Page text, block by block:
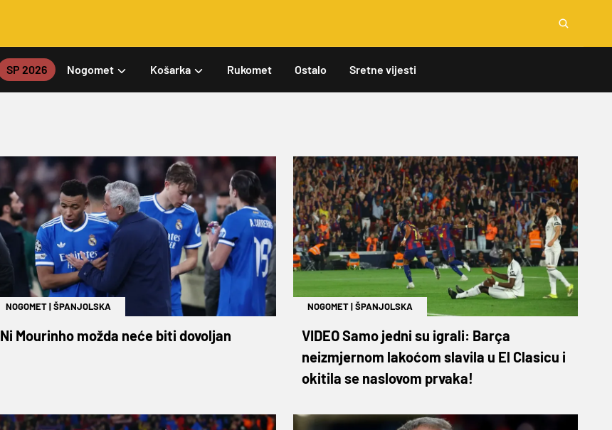
SP 2026 Nogomet Košarka Rukomet Ostalo Sretne vijesti
NOGOMET|ŠPANJOLSKA
Ni Mourinho možda neće biti dovoljan
NOGOMET|ŠPANJOLSKA
VIDEO Samo jedni su igrali: Barça
neizmjernom lakoćom slavila u El Clasicu i
okitila se naslovom prvaka!